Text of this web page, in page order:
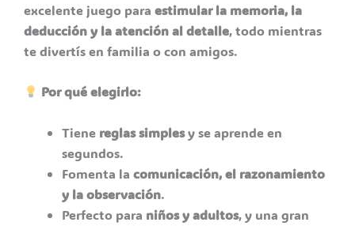
excelente juego para estimular la memoria, la
deducción y la atención al detalle, todo mientras
te divertís en familia o con amigos.
Por qué elegirlo:
Tiene reglas simplesy se aprende en
segundos.
Fomenta la comunicación, el razonamiento
y la observación.
Perfecto para niños y adultos, y una gran